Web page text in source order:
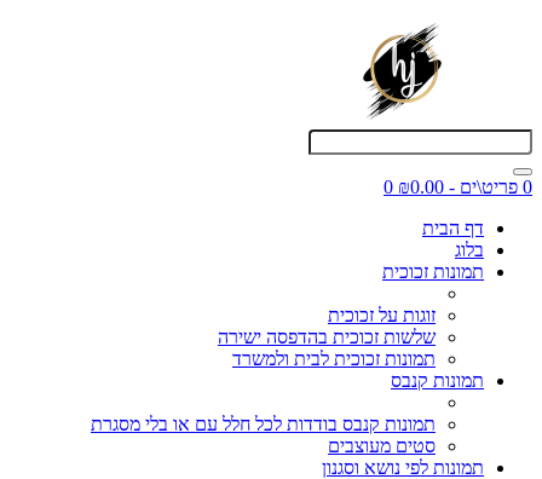
0 פריט\ים - ₪0.00
0
דף הבית
בלוג
תמונות זכוכית
זוגות על זכוכית
שלשות זכוכית בהדפסה ישירה
תמונות זכוכית לבית ולמשרד
תמונות קנבס
תמונות קנבס בודדות לכל חלל עם או בלי מסגרת
סטים מעוצבים
תמונות לפי נושא וסגנון